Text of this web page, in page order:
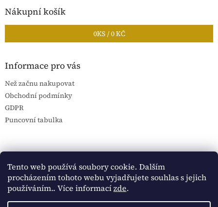
Tento web používá soubory cookie. Dalším
procházením tohoto webu vyjadřujete souhlas s jejich
používáním.. Více informacízde.
Nákupní košík
0KS /0 KČ
Informace pro vás
Než začnu nakupovat
Obchodní podmínky
GDPR
Puncovní tabulka